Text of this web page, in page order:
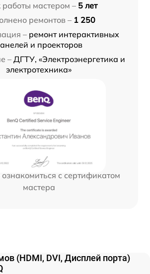
мастером – 5 лет
ремонтов – 1 250
– ремонт интерактивных
и проекторов
– ДГТУ, «Электроэнергетика и
электротехника»
с сертификатом
мастера
(HDMI, DVI, Дисплей порта)